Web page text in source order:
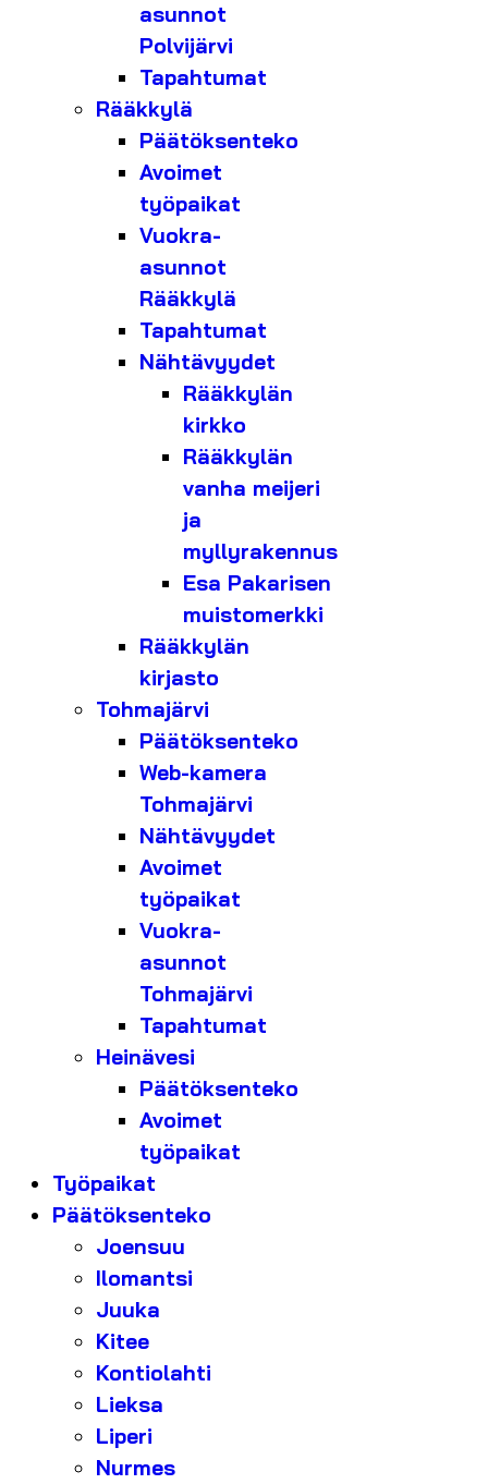
asunnot
Polvijärvi
Tapahtumat
Rääkkylä
Päätöksenteko
Avoimet
työpaikat
Vuokra-
asunnot
Rääkkylä
Tapahtumat
Nähtävyydet
Rääkkylän
kirkko
Rääkkylän
vanha meijeri
ja
myllyrakennus
Esa Pakarisen
muistomerkki
Rääkkylän
kirjasto
Tohmajärvi
Päätöksenteko
Web-kamera
Tohmajärvi
Nähtävyydet
Avoimet
työpaikat
Vuokra-
asunnot
Tohmajärvi
Tapahtumat
Heinävesi
Päätöksenteko
Avoimet
työpaikat
Työpaikat
Päätöksenteko
Joensuu
Ilomantsi
Juuka
Kitee
Kontiolahti
Lieksa
Liperi
Nurmes